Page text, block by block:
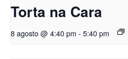
Torta na Cara
8 agosto @ 4:40 pm - 5:40 pm